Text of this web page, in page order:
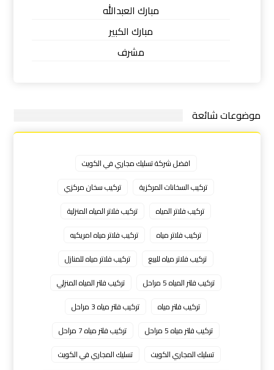
مبارك العبدالله
مبارك الكبير
مشرف
موضوعات شائعة
افضل شركة تسليك مجاري في الكويت
تركيب السخانات المركزية
تركيب سخان مركزي
تركيب فلاتر المياه
تركيب فلاتر المياه المنزلية
تركيب فلاتر مياه
تركيب فلاتر مياه امريكيه
تركيب فلاتر مياه للبيع
تركيب فلاتر مياه للمنازل
تركيب فلتر المياه 5 مراحل
تركيب فلتر المياه المنزلي
تركيب فلتر مياه
تركيب فلتر مياه 3 مراحل
تركيب فلتر مياه 5 مراحل
تركيب فلتر مياه 7 مراحل
تسليك المجاري الكويت
تسليك المجاري في الكويت